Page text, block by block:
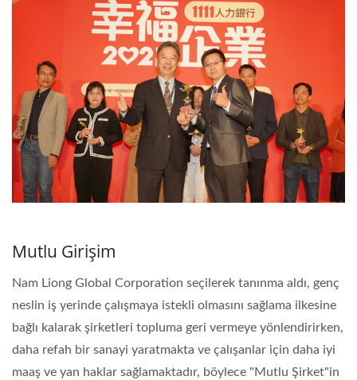
Mutlu Girişim
Nam Liong Global Corporation seçilerek tanınma aldı, genç
neslin iş yerinde çalışmaya istekli olmasını sağlama ilkesine
bağlı kalarak şirketleri topluma geri vermeye yönlendirirken,
daha refah bir sanayi yaratmakta ve çalışanlar için daha iyi
maaş ve yan haklar sağlamaktadır, böylece "Mutlu Şirket"in